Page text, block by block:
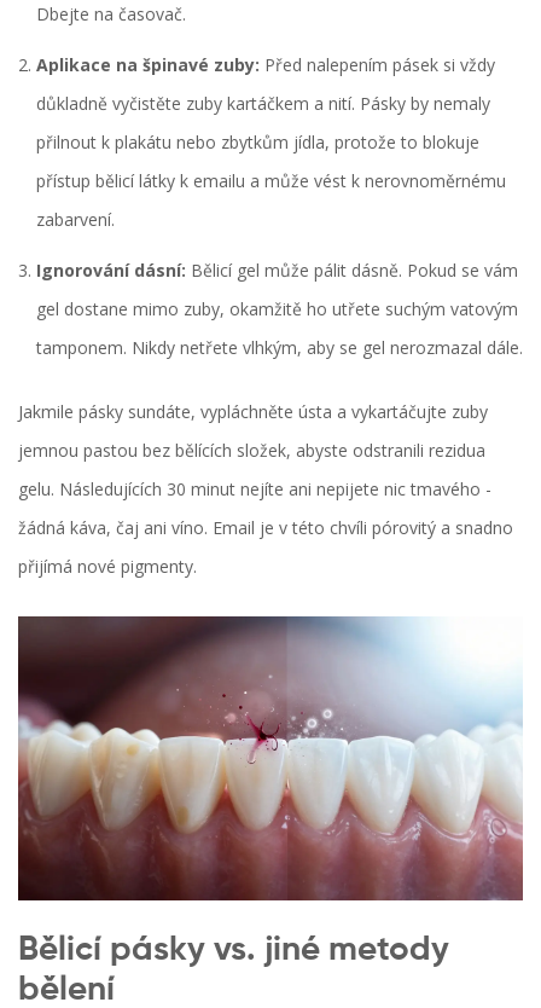
Dbejte na časovač.
Aplikace na špinavé zuby: Před nalepením pásek si vždy
důkladně vyčistěte zuby kartáčkem a nití. Pásky by nemaly
přilnout k plakátu nebo zbytkům jídla, protože to blokuje
přístup bělicí látky k emailu a může vést k nerovnoměrnému
zabarvení.
Ignorování dásní: Bělicí gel může pálit dásně. Pokud se vám
gel dostane mimo zuby, okamžitě ho utřete suchým vatovým
tamponem. Nikdy netřete vlhkým, aby se gel nerozmazal dále.
Jakmile pásky sundáte, vypláchněte ústa a vykartáčujte zuby
jemnou pastou bez bělících složek, abyste odstranili rezidua
gelu. Následujících 30 minut nejíte ani nepijete nic tmavého -
žádná káva, čaj ani víno. Email je v této chvíli pórovitý a snadno
přijímá nové pigmenty.
Bělicí pásky vs. jiné metody
bělení